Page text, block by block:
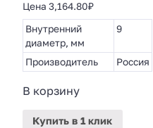
Цена 3,164.80₽
Внутренний
диаметр, мм
9
Производитель Россия
В корзину
Купить в 1 клик